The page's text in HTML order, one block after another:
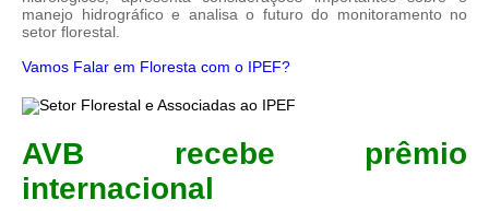
manejo hidrográfico e analisa o futuro do monitoramento no
setor florestal.
Vamos Falar em Floresta com o IPEF?
AVB recebe prêmio
internacional